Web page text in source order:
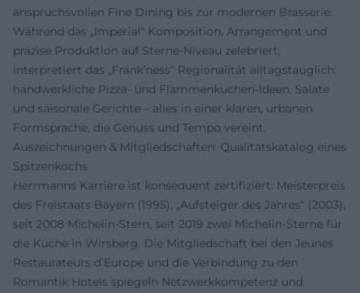
anspruchsvollen Fine Dining bis zur modernen Brasserie.
Während das „Imperial“ Komposition, Arrangement und
präzise Produktion auf Sterne-Niveau zelebriert,
interpretiert das „Fränk’ness“ Regionalität alltagstauglich:
handwerkliche Pizza- und Flammenkuchen-Ideen, Salate
und saisonale Gerichte – alles in einer klaren, urbanen
Formsprache, die Genuss und Tempo vereint.
Auszeichnungen & Mitgliedschaften: Qualitätskatalog eines
Spitzenkochs
Herrmanns Karriere ist konsequent zertifiziert: Meisterpreis
des Freistaats Bayern (1995), „Aufsteiger des Jahres“ (2003),
seit 2008 Michelin-Stern, seit 2019 zwei Michelin-Sterne für
die Küche in Wirsberg. Die Mitgliedschaft bei den Jeunes
Restaurateurs d’Europe und die Verbindung zu den
Romantik Hotels spiegeln Netzwerkkompetenz und